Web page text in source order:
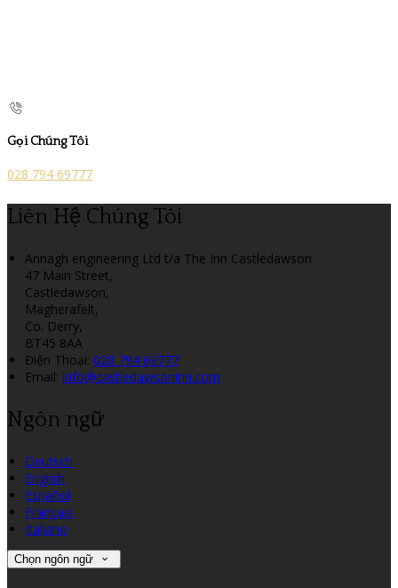
Gọi Chúng Tôi
028 794 69777
Liên Hệ Chúng Tôi
Annagh engineering Ltd t/a The Inn Castledawson
47 Main Street,
Castledawson,
Magherafelt,
Co. Derry,
BT45 8AA
Điện Thoại: 028 794 69777
Email: info@castledawsoninn.com
Ngôn ngữ
Deutsch
English
Español
Français
Italiano
Chọn ngôn ngữ